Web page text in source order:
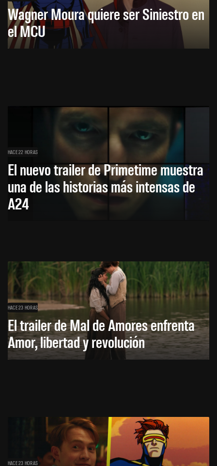
Wagner Moura quiere ser Siniestro en
el MCU
HACE 22 HORAS
El nuevo trailer de Primetime muestra
una de las historias más intensas de
A24
HACE 23 HORAS
El trailer de Mal de Amores enfrenta
Amor, libertad y revolución
HACE 23 HORAS